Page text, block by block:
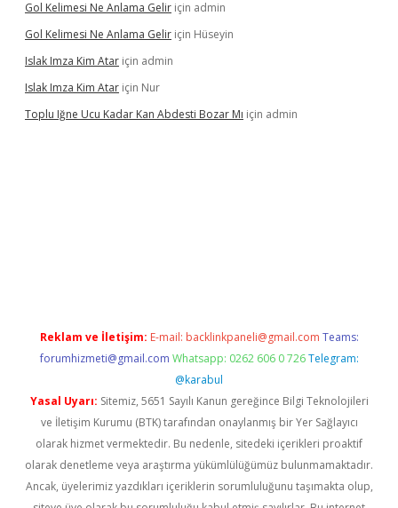
Gol Kelimesi Ne Anlama Gelir için admin
Gol Kelimesi Ne Anlama Gelir için Hüseyin
Islak Imza Kim Atar için admin
Islak Imza Kim Atar için Nur
Toplu Iğne Ucu Kadar Kan Abdesti Bozar Mı için admin
Reklam ve İletişim: E-mail: backlinkpaneli@gmail.com Teams:
forumhizmeti@gmail.com Whatsapp: 0262 606 0 726 Telegram:
@karabul
Yasal Uyarı: Sitemiz, 5651 Sayılı Kanun gereğince Bilgi Teknolojileri
ve İletişim Kurumu (BTK) tarafından onaylanmış bir Yer Sağlayıcı
olarak hizmet vermektedir. Bu nedenle, sitedeki içerikleri proaktif
olarak denetleme veya araştırma yükümlülüğümüz bulunmamaktadır.
Ancak, üyelerimiz yazdıkları içeriklerin sorumluluğunu taşımakta olup,